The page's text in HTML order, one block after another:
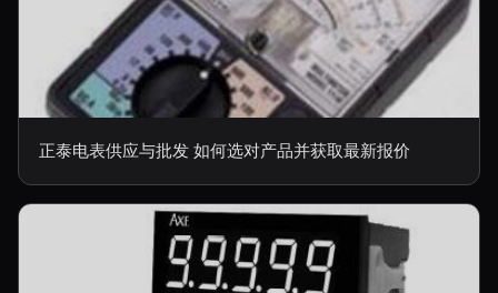
正泰电表供应与批发 如何选对产品并获取最新报价